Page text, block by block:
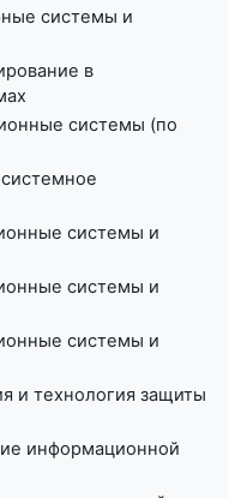
системы и
в
системы (по
системы и
системы и
системы и
и технология защиты
информационной